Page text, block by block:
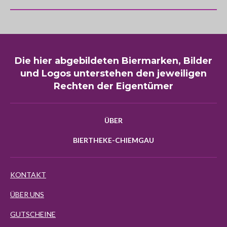
Die hier abgebildeten Biermarken, Bilder
und Logos unterstehen den jeweiligen
Rechten der Eigentümer
ÜBER
BIERTHEKE-CHIEMGAU
KONTAKT
ÜBER UNS
GUTSCHEINE